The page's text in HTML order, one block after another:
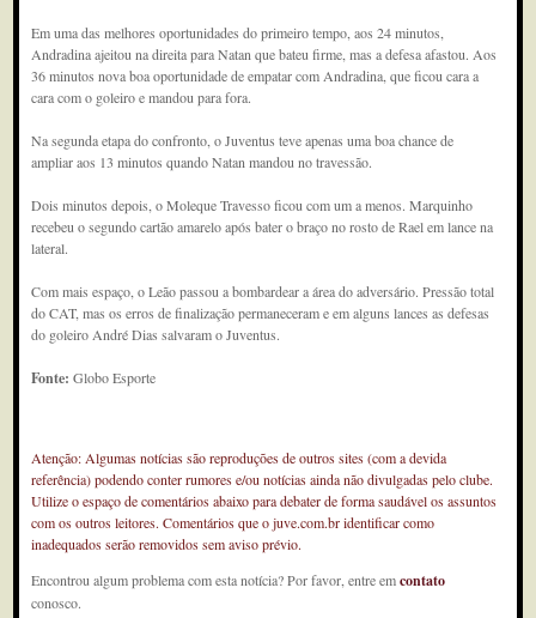
Em uma das melhores oportunidades do primeiro tempo, aos 24 minutos,
Andradina ajeitou na direita para Natan que bateu firme, mas a defesa afastou. Aos
36 minutos nova boa oportunidade de empatar com Andradina, que ficou cara a
cara com o goleiro e mandou para fora.
Na segunda etapa do confronto, o Juventus teve apenas uma boa chance de
ampliar aos 13 minutos quando Natan mandou no travessão.
Dois minutos depois, o Moleque Travesso ficou com um a menos. Marquinho
recebeu o segundo cartão amarelo após bater o braço no rosto de Rael em lance na
lateral.
Com mais espaço, o Leão passou a bombardear a área do adversário. Pressão total
do CAT, mas os erros de finalização permaneceram e em alguns lances as defesas
do goleiro André Dias salvaram o Juventus.
Fonte:Globo Esporte
Atenção: Algumas notícias são reproduções de outros sites (com a devida
referência) podendo conter rumores e/ou notícias ainda não divulgadas pelo clube.
Utilize o espaço de comentários abaixo para debater de forma saudável os assuntos
com os outros leitores. Comentários que o juve.com.br identificar como
inadequados serão removidos sem aviso prévio.
Encontrou algum problema com esta notícia? Por favor, entre emcontato
conosco.